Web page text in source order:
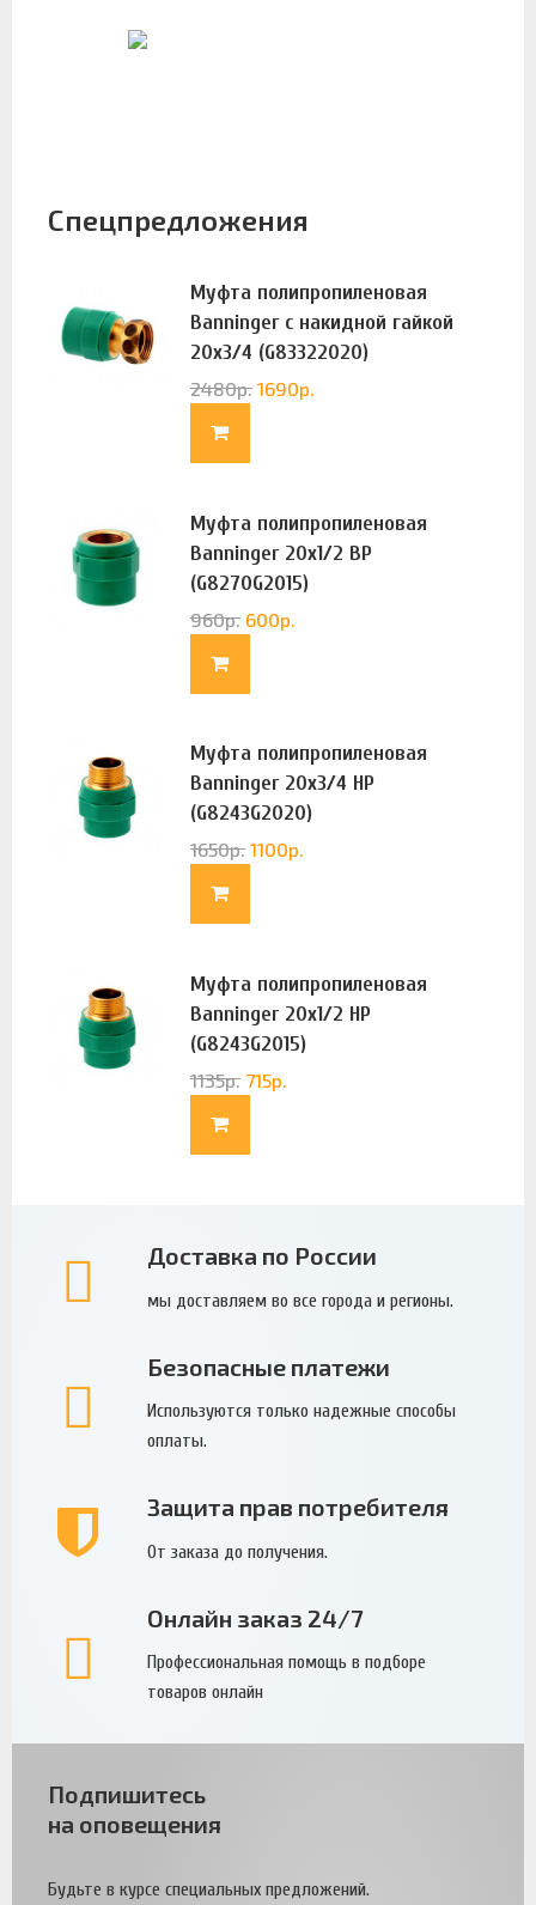
Спецпредложения
Муфта полипропиленовая
Banninger с накидной гайкой
20х3/4 (G83322020)
2480р. 1690р.
Муфта полипропиленовая
Banninger 20х1/2 ВР
(G8270G2015)
960р. 600р.
Муфта полипропиленовая
Banninger 20х3/4 НР
(G8243G2020)
1650р. 1100р.
Муфта полипропиленовая
Banninger 20х1/2 НР
(G8243G2015)
1135р. 715р.
Доставка по России
мы доставляем во все города и регионы.
Безопасные платежи
Используются только надежные способы
оплаты.
Защита прав потребителя
От заказа до получения.
Онлайн заказ 24/7
Профессиональная помощь в подборе
товаров онлайн
Подпишитесь
на оповещения
Будьте в курсе специальных предложений.